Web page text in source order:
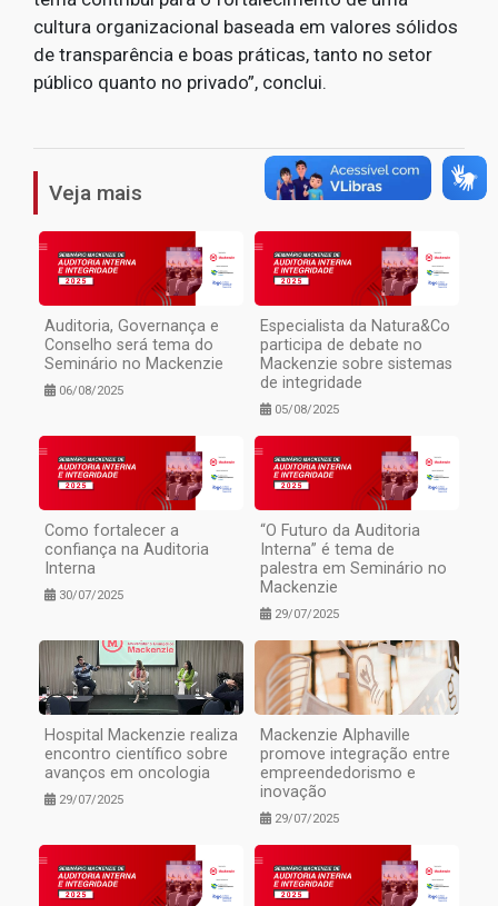
cultura organizacional baseada em valores sólidos
de transparência e boas práticas, tanto no setor
público quanto no privado”, conclui.
1
Veja mais
Auditoria, Governança e
Conselho será tema do
Seminário no Mackenzie
06/08/2025
Especialista da Natura&Co
participa de debate no
Mackenzie sobre sistemas
de integridade
05/08/2025
Como fortalecer a
confiança na Auditoria
Interna
30/07/2025
“O Futuro da Auditoria
Interna” é tema de
palestra em Seminário no
Mackenzie
29/07/2025
Hospital Mackenzie realiza
encontro científico sobre
avanços em oncologia
29/07/2025
Mackenzie Alphaville
promove integração entre
empreendedorismo e
inovação
29/07/2025